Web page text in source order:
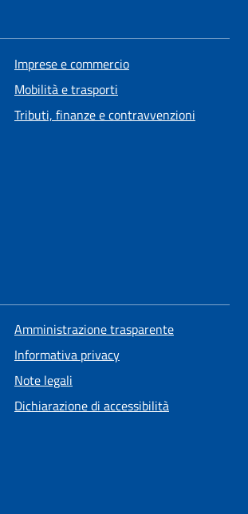
Imprese e commercio
Mobilità e trasporti
Tributi, finanze e contravvenzioni
Amministrazione trasparente
Informativa privacy
Note legali
Dichiarazione di accessibilità